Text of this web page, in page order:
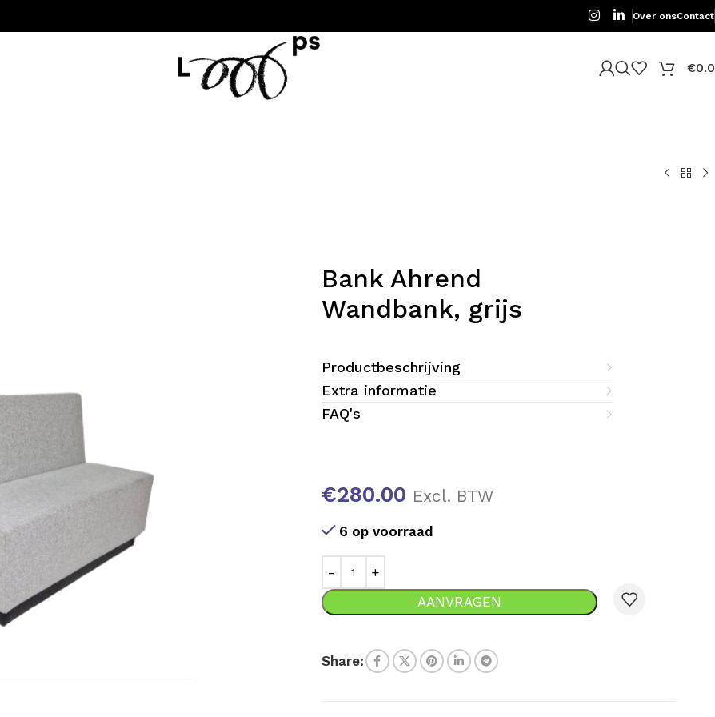
Over onsContact
€
Bank Ahrend
Wandbank, grijs
Productbeschrijving
Extra informatie
FAQ's
€280.00 Excl. BTW
6 op voorraad
AANVRAGEN
Share: